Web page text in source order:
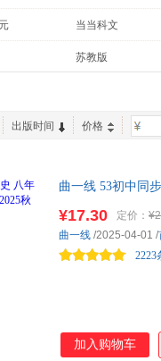
其他
两性关系
版社
安徽人民出版社
版社
人民日报出版社
陕西人民教育出版社
译林出版社
文心出版社
东方出版社
张剑
当当科文
5年中考3年模拟
练
5.3英语
苏教版
岳麓版
浙科版
冀人版
商务星球版
出版时间 价格
曲一线 53初中同
¥17.30 定价：
2223
曲一线 /2025-04-01 /
加入购物车